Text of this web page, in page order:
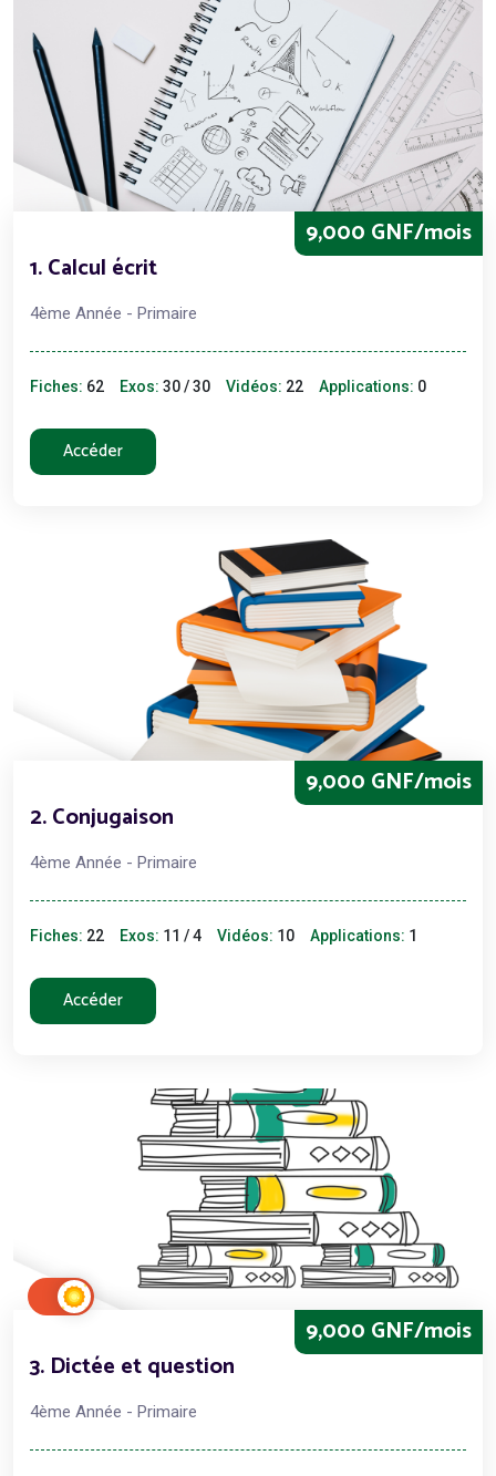
9,000 GNF/mois
1. Calcul écrit
4ème Année - Primaire
Fiches: 62 Exos: 30 / 30 Vidéos: 22 Applications: 0
Accéder
9,000 GNF/mois
2. Conjugaison
4ème Année - Primaire
Fiches: 22 Exos: 11 / 4 Vidéos: 10 Applications: 1
Accéder
9,000 GNF/mois
3. Dictée et question
4ème Année - Primaire